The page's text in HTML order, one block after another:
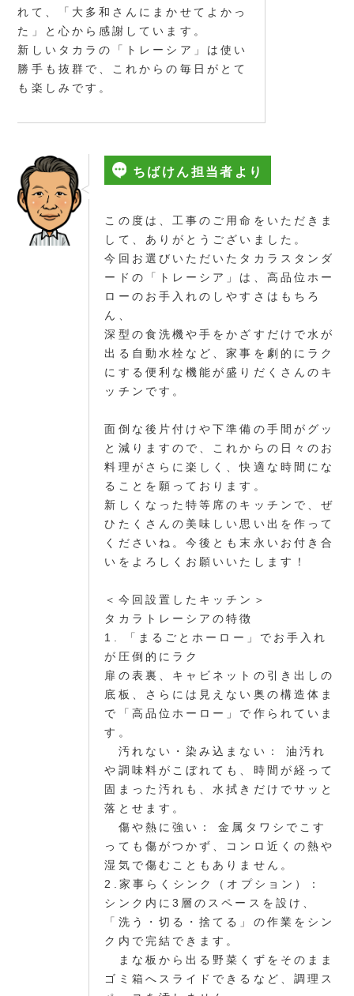
れて、「大多和さんにまかせてよかっ
た」と心から感謝しています。
新しいタカラの「トレーシア」は使い
勝手も抜群で、これからの毎日がとて
も楽しみです。
ちばけん担当者より
この度は、工事のご用命をいただきま
して、ありがとうございました。
今回お選びいただいたタカラスタンダ
ードの「トレーシア」は、高品位ホー
ローのお手入れのしやすさはもちろ
ん、
深型の食洗機や手をかざすだけで水が
出る自動水栓など、家事を劇的にラク
にする便利な機能が盛りだくさんのキ
ッチンです。
面倒な後片付けや下準備の手間がグッ
と減りますので、これからの日々のお
料理がさらに楽しく、快適な時間にな
ることを願っております。
新しくなった特等席のキッチンで、ぜ
ひたくさんの美味しい思い出を作って
くださいね。今後とも末永いお付き合
いをよろしくお願いいたします！
＜今回設置したキッチン＞
タカラトレーシアの特徴
1. 「まるごとホーロー」でお手入れ
が圧倒的にラク
扉の表裏、キャビネットの引き出しの
底板、さらには見えない奥の構造体ま
で「高品位ホーロー」で作られていま
す。
汚れない・染み込まない： 油汚れ
や調味料がこぼれても、時間が経って
固まった汚れも、水拭きだけでサッと
落とせます。
傷や熱に強い： 金属タワシでこす
っても傷がつかず、コンロ近くの熱や
湿気で傷むこともありません。
2.家事らくシンク（オプション）：
シンク内に3層のスペースを設け、
「洗う・切る・捨てる」の作業をシン
ク内で完結できます。
まな板から出る野菜くずをそのまま
ゴミ箱へスライドできるなど、調理ス